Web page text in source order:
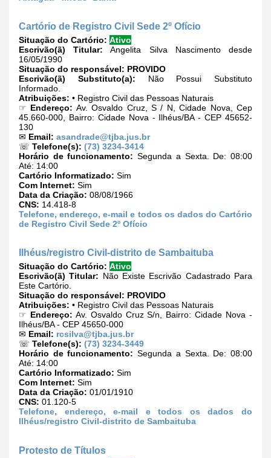
Cartório de Registro Civil Sede 2º Ofício
Situação do Cartório: Ativo
Escrivão(ã) Titular: Angelita Silva Nascimento desde
16/05/1990
Situação do responsável: PROVIDO
Escrivão(ã) Substituto(a): Não Possui Substituto
Informado.
Atribuições: • Registro Civil das Pessoas Naturais
☞ Endereço: Av. Osvaldo Cruz, S / N, Cidade Nova, Cep
45.660-000, Bairro: Cidade Nova - Ilhéus/BA - CEP 45652-
130
✉ Email: asandrade@tjba.jus.br
☏ Telefone(s): (73) 3234-3414
Horário de funcionamento: Segunda a Sexta. De: 08:00
Até: 14:00
Cartório Informatizado: Sim
Com Internet: Sim
Data da Criação: 08/08/1966
CNS: 14.418-8
Telefone, endereço, e-mail e todos os dados do Cartório
de Registro Civil Sede 2º Ofício
Ilhéus/registro Civil-distrito de Sambaituba
Situação do Cartório: Ativo
Escrivão(ã) Titular: Não Existe Escrivão Cadastrado Para
Este Cartório.
Situação do responsável: PROVIDO
Atribuições: • Registro Civil das Pessoas Naturais
☞ Endereço: Av. Osvaldo Cruz S/n, Bairro: Cidade Nova -
Ilhéus/BA - CEP 45650-000
✉ Email: rcsilva@tjba.jus.br
☏ Telefone(s): (73) 3234-3449
Horário de funcionamento: Segunda a Sexta. De: 08:00
Até: 14:00
Cartório Informatizado: Sim
Com Internet: Sim
Data da Criação: 01/01/1910
CNS: 01.120-5
Telefone, endereço, e-mail e todos os dados do
Ilhéus/registro Civil-distrito de Sambaituba
Protesto de Títulos